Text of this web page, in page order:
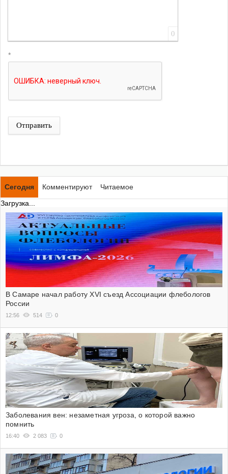
0
*
Отправить
Сегодня Комментируют
Читаемое
Загрузка...
В Самаре начал работу XVI съезд Ассоциации флебологов
России
12:56 514 0
Заболевания вен: незаметная угроза, о которой важно
помнить
16:40 2 083 0